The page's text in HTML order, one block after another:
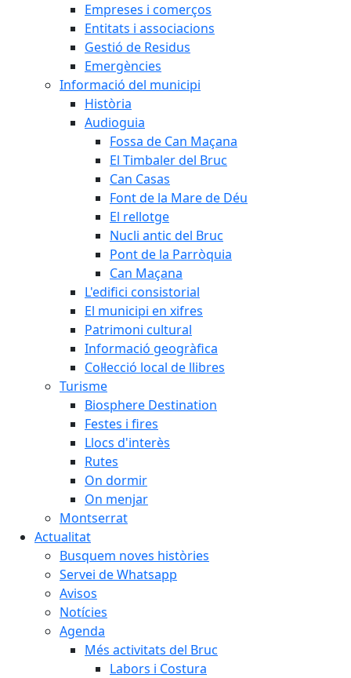
Empreses i comerços
Entitats i associacions
Gestió de Residus
Emergències
Informació del municipi
Història
Audioguia
Fossa de Can Maçana
El Timbaler del Bruc
Can Casas
Font de la Mare de Déu
El rellotge
Nucli antic del Bruc
Pont de la Parròquia
Can Maçana
L'edifici consistorial
El municipi en xifres
Patrimoni cultural
Informació geogràfica
Col·lecció local de llibres
Turisme
Biosphere Destination
Festes i fires
Llocs d'interès
Rutes
On dormir
On menjar
Montserrat
Actualitat
Busquem noves històries
Servei de Whatsapp
Avisos
Notícies
Agenda
Més activitats del Bruc
Labors i Costura